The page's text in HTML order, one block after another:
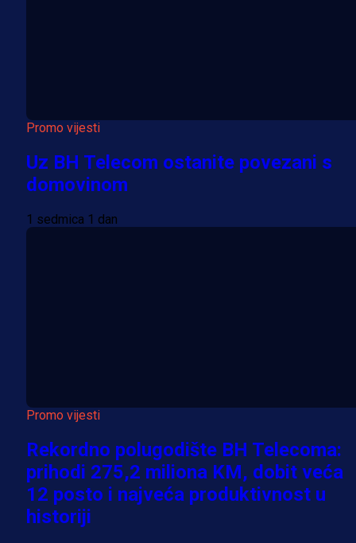
Promo vijesti
Uz BH Telecom ostanite povezani s
domovinom
1 sedmica 1 dan
Promo vijesti
Rekordno polugodište BH Telecoma:
prihodi 275,2 miliona KM, dobit veća
12 posto i najveća produktivnost u
historiji